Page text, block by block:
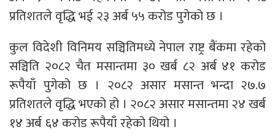
प्रतिशतले वृद्धि भई २३ अर्ब ५५ करोड पुगेको छ ।
कुल विदेशी विनिमय सञ्चितिमध्ये नेपाल राष्ट्र बैंकमा रहेको
सञ्चिति २०८२ चैत मसान्तमा ३० खर्ब ८२ अर्ब ४१ करोड
रूपैयाँ पुगेको छ । २०८२ असार मसान्त भन्दा २७.७
प्रतिशतले वृद्धि भएको हो । २०८२ असार मसान्तमा २४ खर्ब
१४ अर्ब ६४ करोड रूपैयाँ रहेको थियो ।